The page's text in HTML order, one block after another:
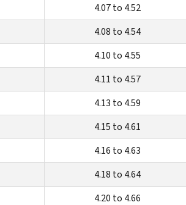
4.07 to 4.52
4.08 to 4.54
4.10 to 4.55
4.11 to 4.57
4.13 to 4.59
4.15 to 4.61
4.16 to 4.63
4.18 to 4.64
4.20 to 4.66